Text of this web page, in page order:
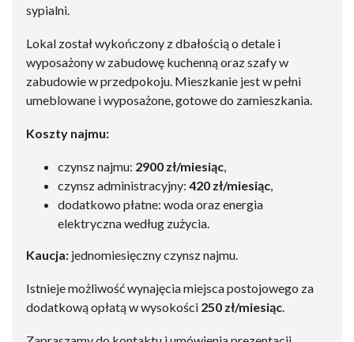
sypialni.
Lokal został wykończony z dbałością o detale i
wyposażony w zabudowę kuchenną oraz szafy w
zabudowie w przedpokoju. Mieszkanie jest w pełni
umeblowane i wyposażone, gotowe do zamieszkania.
Koszty najmu:
czynsz najmu: 2900 zł/miesiąc,
czynsz administracyjny: 420 zł/miesiąc,
dodatkowo płatne: woda oraz energia
elektryczna według zużycia.
Kaucja: jednomiesięczny czynsz najmu.
Istnieje możliwość wynajęcia miejsca postojowego za
dodatkową opłatą w wysokości 250 zł/miesiąc.